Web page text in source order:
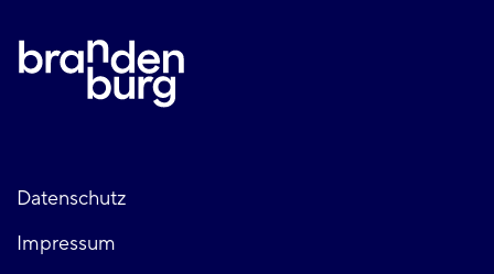
Fußzeile
Datenschutz
Impressum